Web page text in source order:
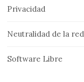
Privacidad
Neutralidad de la red
Software Libre